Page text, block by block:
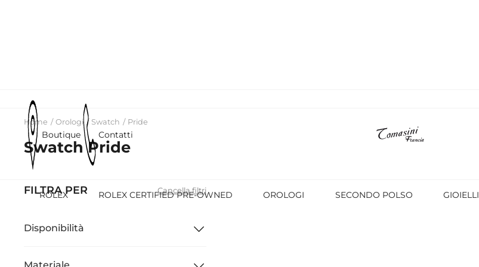
Boutique Contatti
ROLEX ROLEX CERTIFIED PRE-OWNED OROLOGI SECONDO POLSO GIOIELLI
Home Orologi Swatch Pride
Swatch Pride
FILTRA PER Cancella filtri
Disponibilità